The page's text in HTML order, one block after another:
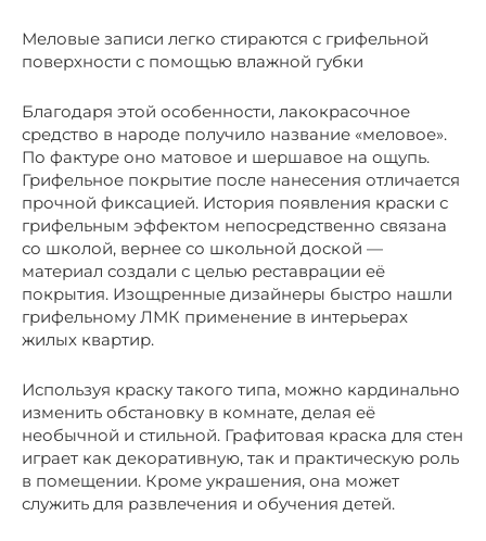
Меловые записи легко стираются с грифельной
поверхности с помощью влажной губки
Благодаря этой особенности, лакокрасочное
средство в народе получило название «меловое».
По фактуре оно матовое и шершавое на ощупь.
Грифельное покрытие после нанесения отличается
прочной фиксацией. История появления краски с
грифельным эффектом непосредственно связана
со школой, вернее со школьной доской —
материал создали с целью реставрации её
покрытия. Изощренные дизайнеры быстро нашли
грифельному ЛМК применение в интерьерах
жилых квартир.
Используя краску такого типа, можно кардинально
изменить обстановку в комнате, делая её
необычной и стильной. Графитовая краска для стен
играет как декоративную, так и практическую роль
в помещении. Кроме украшения, она может
служить для развлечения и обучения детей.